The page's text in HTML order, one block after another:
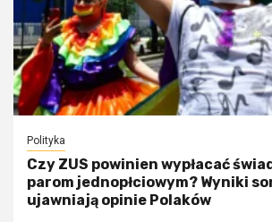
Polityka
Czy ZUS powinien wypłacać
parom jednopłciowym? Wyniki
ujawniają opinie Polaków